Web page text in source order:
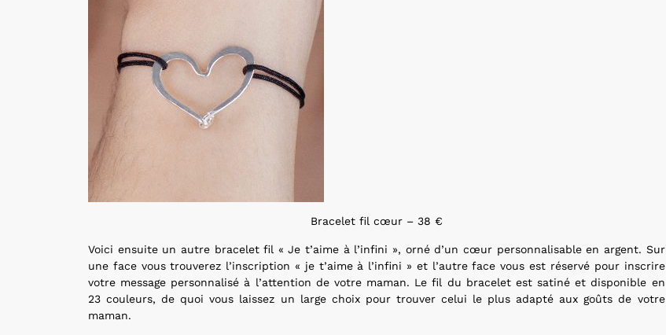
Bracelet fil cœur – 38 €
Voici ensuite un autre bracelet fil « Je t’aime à l’infini », orné d’un cœur personnalisable en argent. Sur
une face vous trouverez l’inscription « je t’aime à l’infini » et l’autre face vous est réservé pour inscrire
votre message personnalisé à l’attention de votre maman. Le fil du bracelet est satiné et disponible en
23 couleurs, de quoi vous laissez un large choix pour trouver celui le plus adapté aux goûts de votre
maman.